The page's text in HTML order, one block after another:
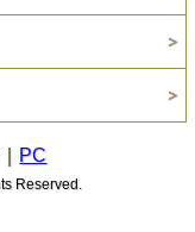
PC
Reserved.